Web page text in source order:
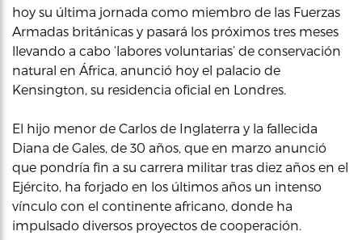
hoy su última jornada como miembro de las Fuerzas
Armadas británicas y pasará los próximos tres meses
llevando a cabo ‘labores voluntarias’ de conservación
natural en África, anunció hoy el palacio de
Kensington, su residencia oficial en Londres.
El hijo menor de Carlos de Inglaterra y la fallecida
Diana de Gales, de 30 años, que en marzo anunció
que pondría fin a su carrera militar tras diez años en el
Ejército, ha forjado en los últimos años un intenso
vínculo con el continente africano, donde ha
impulsado diversos proyectos de cooperación.